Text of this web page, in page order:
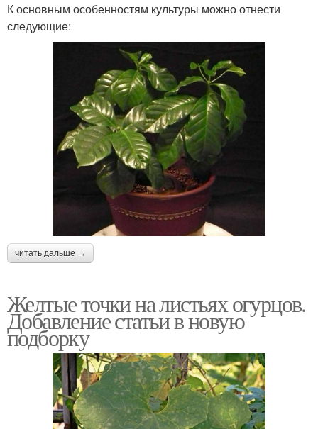
К основным особенностям культуры можно отнести
следующие:
читать дальше →
Желтые точки на листьях огурцов.
Добавление статьи в новую
подборку